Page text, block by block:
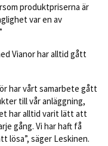
produktpriserna är
var en av
Vianor har alltid gått
har vårt samarbete gått
till vår anläggning,
har alltid varit lätt att
gång. Vi har haft få
lösa”, säger Leskinen.